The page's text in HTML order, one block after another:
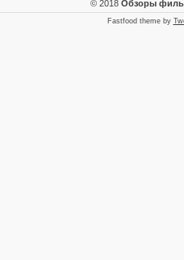
© 2018 Обзоры
Fastfood theme by